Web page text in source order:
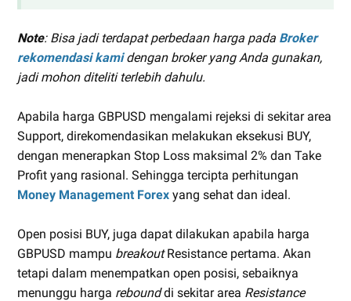
Note: Bisa jadi terdapat perbedaan harga pada Broker
rekomendasi kamidengan broker yang Anda gunakan,
jadi mohon diteliti terlebih dahulu.
Apabila harga GBPUSD mengalami rejeksi di sekitar area
Support, direkomendasikan melakukan eksekusi BUY,
dengan menerapkan Stop Loss maksimal 2% dan Take
Profit yang rasional. Sehingga tercipta perhitungan
Money Management Forex yang sehat dan ideal.
Open posisi BUY, juga dapat dilakukan apabila harga
GBPUSD mampu breakoutResistance pertama. Akan
tetapi dalam menempatkan open posisi, sebaiknya
menunggu harga rebounddi sekitar area Resistance